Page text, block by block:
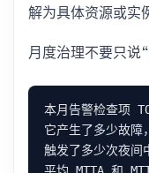
解为具体资源或实
月度治理不要只说